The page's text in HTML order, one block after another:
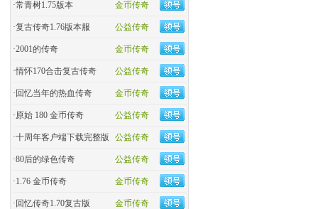
金币传奇
·常青树1.75版本
公益传奇
·复古传奇1.76版本服
金币传奇
·2001的传奇
公益传奇
·情怀170合击复古传奇
金币传奇
· 回忆当年的热血传奇
公益传奇
·原始 180 金币传奇
公益传奇
·十周年客户端下载完整版
公益传奇
·80后的绿色传奇
金币传奇
·1.76 金币传奇
金币传奇
· 回忆传奇1.70复古版